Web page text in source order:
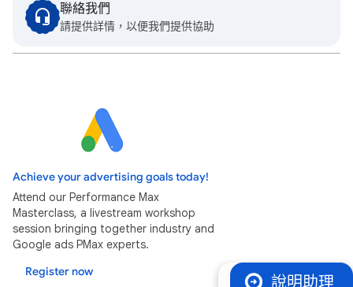
聯絡我們
請提供詳情，以便我們提供協助
Achieve your advertising goals today!
Attend our Performance Max
Masterclass, a livestream workshop
session bringing together industry and
Google ads PMax experts.
Register now
說明助理